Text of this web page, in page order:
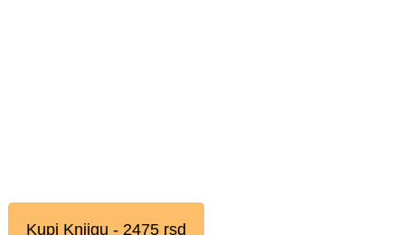
Kupi Knjigu - 2475 rsd